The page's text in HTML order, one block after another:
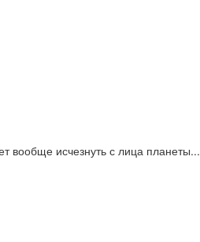
вообще исчезнуть с лица планеты...